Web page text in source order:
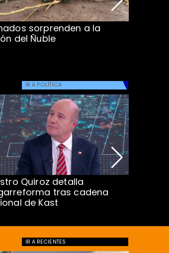
sorprenden a la
del Ñuble
IR A POLÍTICA
Quiroz detalla
tras cadena
de Kast
IR A RECIENTES